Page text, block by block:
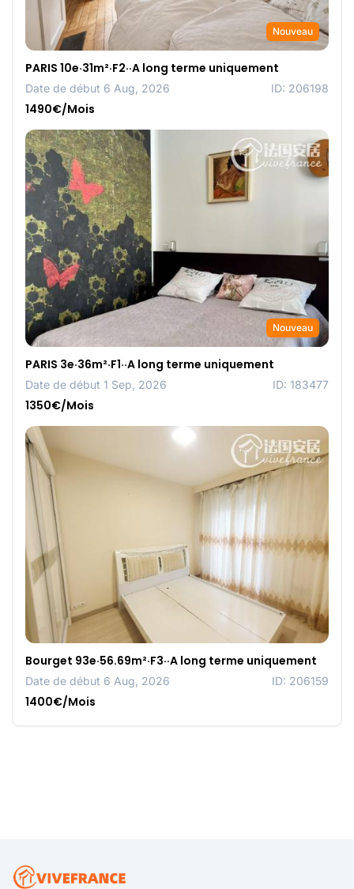
Nouveau
PARIS 10e·31m²·F2··A long terme uniquement
Date de début 6 Aug, 2026 ID: 206198
1490€/Mois
Nouveau
PARIS 3e·36m²·F1··A long terme uniquement
Date de début 1 Sep, 2026 ID: 183477
1350€/Mois
Bourget 93e·56.69m²·F3··A long terme uniquement
Date de début 6 Aug, 2026 ID: 206159
1400€/Mois